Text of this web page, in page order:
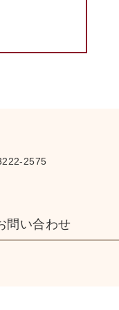
2575
問い合わせ